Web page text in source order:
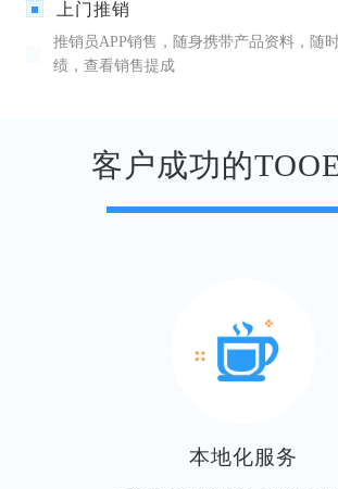
上门推销
推销员APP销售，随身携带产品资料，随
绩，查看销售提成
客户成功的
本地化服务